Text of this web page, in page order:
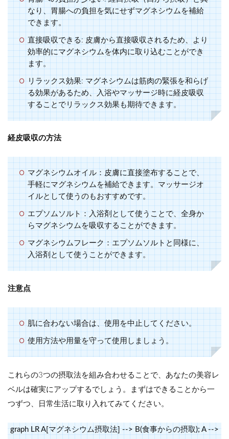
なり、胃腸への負担を気にせずマグネシウムを補給
できます。
直接吸収できる: 皮膚から直接吸収されるため、より
効率的にマグネシウムを体内に取り込むことができ
ます。
リラックス効果: マグネシウムは筋肉の緊張を和らげ
る効果があるため、入浴やマッサージ時に経皮吸収
することでリラックス効果も期待できます。
経皮吸収の方法
マグネシウムオイル：皮膚に直接塗布することで、
手軽にマグネシウムを補給できます。マッサージオ
イルとして使うのもおすすめです。
エプソムソルト：入浴剤として使うことで、全身か
らマグネシウムを吸収することができます。
マグネシウムフレーク：エプソムソルトと同様に、
入浴剤として使うことができます。
注意点
肌に合わない場合は、使用を中止してください。
使用方法や用量を守って使用しましょう。
これらの3つの摂取法を組み合わせることで、あなたの美容レ
ベルは確実にアップするでしょう。まずはできることから一
つずつ、日常生活に取り入れてみてください。
graph LR A[マグネシウム摂取法] --> B(食事からの摂取); A -->